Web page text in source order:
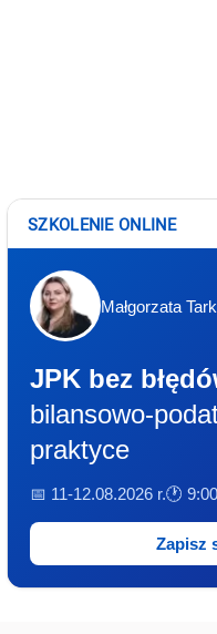
SZKOLENIE ONLINE
Małgorzata
JPK bez
bilansowo-
praktyce
📅 11-12.08.2026 r.🕐
Zapisz